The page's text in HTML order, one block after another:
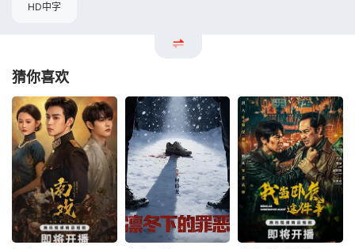
HD中字
猜你喜欢